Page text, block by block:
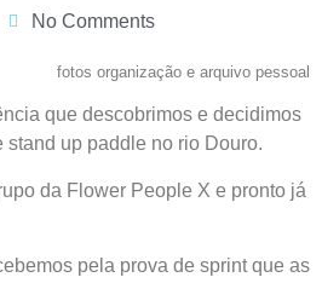
No Comments
fotos organização e arquivo pessoal
que descobrimos e decidimos
stand up paddle no rio Douro.
da Flower People X e pronto já
pela prova de sprint que as